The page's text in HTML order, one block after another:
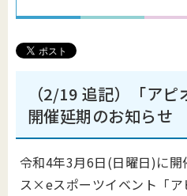
（2/19 追記）「ア
開催延期のお知らせ
令和4年3月6日(日曜日)に
ス×eスポーツイベント「ア